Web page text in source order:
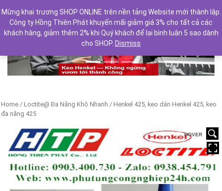
Previous Next
Home / Loctite@ Đa Năng Khô Nhanh / Henkel 425, keo dán Henkel 425, keo
đa năng 425
HOVER
Mừng khai trương SHOP ONLINE trên nền tảng Website mới thành lập.
Công ty Hồng Thiên Phát khuyến mãi giảm giá 3% cho tất cả các
khách hàng, giảm thêm 2% khi Quý khách để lại bình luận 5 sao dành
cho SHOP. Dismiss